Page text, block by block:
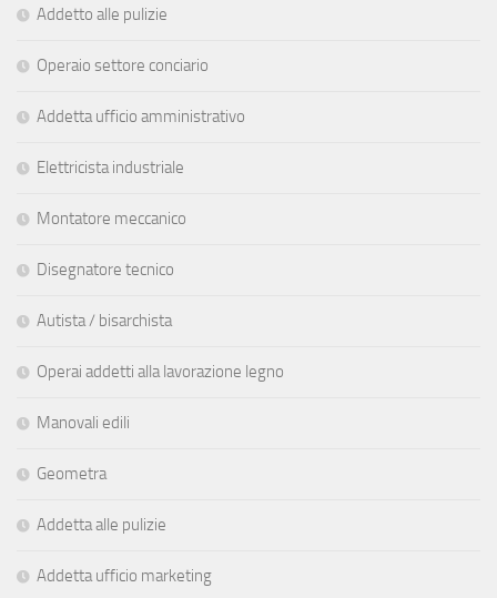
Addetto alle pulizie
Operaio settore conciario
Addetta ufficio amministrativo
Elettricista industriale
Montatore meccanico
Disegnatore tecnico
Autista / bisarchista
Operai addetti alla lavorazione legno
Manovali edili
Geometra
Addetta alle pulizie
Addetta ufficio marketing